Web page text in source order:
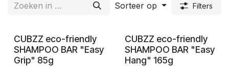
Sorteer op
Filters
0,50€to charity
CUBZZ eco-friendly
SHAMPOO BAR "Easy
Grip" 85g
0,80€to charity
CUBZZ eco-friendly
SHAMPOO BAR "Easy
Hang" 165g